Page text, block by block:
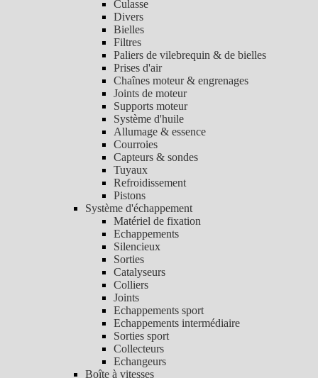
Culasse
Divers
Bielles
Filtres
Paliers de vilebrequin & de bielles
Prises d'air
Chaînes moteur & engrenages
Joints de moteur
Supports moteur
Système d'huile
Allumage & essence
Courroies
Capteurs & sondes
Tuyaux
Refroidissement
Pistons
Système d'échappement
Matériel de fixation
Echappements
Silencieux
Sorties
Catalyseurs
Colliers
Joints
Echappements sport
Echappements intermédiaire
Sorties sport
Collecteurs
Echangeurs
Boîte à vitesses